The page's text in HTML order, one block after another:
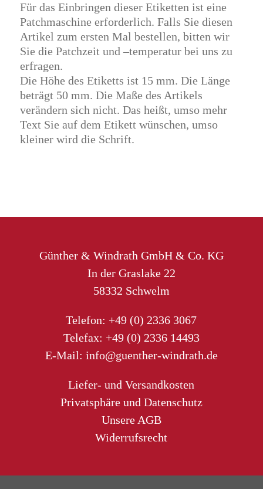
Für das Einbringen dieser Etiketten ist eine
Patchmaschine erforderlich. Falls Sie diesen
Artikel zum ersten Mal bestellen, bitten wir
Sie die Patchzeit und –temperatur bei uns zu
erfragen.
Die Höhe des Etiketts ist 15 mm. Die Länge
beträgt 50 mm. Die Maße des Artikels
verändern sich nicht. Das heißt, umso mehr
Text Sie auf dem Etikett wünschen, umso
kleiner wird die Schrift.
Günther & Windrath GmbH & Co. KG
In der Graslake 22
58332 Schwelm
Telefon: +49 (0) 2336 3067
Telefax: +49 (0) 2336 14493
E-Mail: info@guenther-windrath.de
Liefer- und Versandkosten
Privatsphäre und Datenschutz
Unsere AGB
Widerrufsrecht